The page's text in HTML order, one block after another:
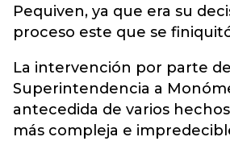
Pequiven, ya que era su
proceso este que se
La intervención por parte
Superintendencia a
antecedida de varios
más compleja e